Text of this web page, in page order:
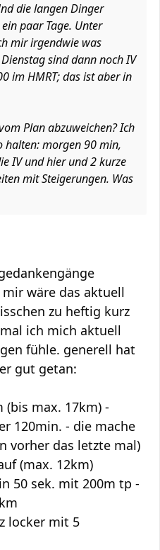
die langen Dinger
paar Tage. Unter
mir irgendwie was
sind dann noch IV
im HMRT; das ist aber in
Plan abzuweichen? Ich
halten: morgen 90 min,
IV und hier und 2 kurze
mit Steigerungen. Was
wäre das aktuell
zu heftig kurz
ich mich aktuell
fühle. generell hat
gut getan:
(bis max. 17km) -
120min. - die mache
vorher das letzte mal)
(max. 12km)
50 sek. mit 200m tp -
locker mit 5